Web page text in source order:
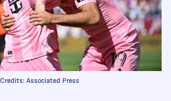
Credits: Associated Press